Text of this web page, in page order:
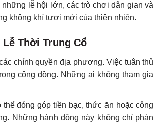
lễ hội lớn, các trò chơi dân gian và
không khí tươi mới của thiên nhiên.
Thời Trung Cổ
chính quyền địa phương. Việc tuân thủ
cộng đồng. Những ai không tham gia
đóng góp tiền bạc, thức ăn hoặc công
Những hành động này không chỉ phản